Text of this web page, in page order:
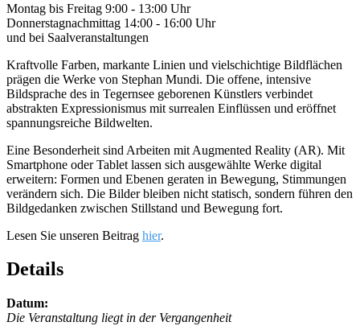
Montag bis Freitag 9:00 - 13:00 Uhr
Donnerstagnachmittag 14:00 - 16:00 Uhr
und bei Saalveranstaltungen
Kraftvolle Farben, markante Linien und vielschichtige Bildflächen
prägen die Werke von Stephan Mundi. Die offene, intensive
Bildsprache des in Tegernsee geborenen Künstlers verbindet
abstrakten Expressionismus mit surrealen Einflüssen und eröffnet
spannungsreiche Bildwelten.
Eine Besonderheit sind Arbeiten mit Augmented Reality (AR). Mit
Smartphone oder Tablet lassen sich ausgewählte Werke digital
erweitern: Formen und Ebenen geraten in Bewegung, Stimmungen
verändern sich. Die Bilder bleiben nicht statisch, sondern führen den
Bildgedanken zwischen Stillstand und Bewegung fort.
Lesen Sie unseren Beitrag hier.
Details
Datum:
Die Veranstaltung liegt in der Vergangenheit